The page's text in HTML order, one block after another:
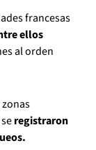
francesas
ellos
al orden
registraron